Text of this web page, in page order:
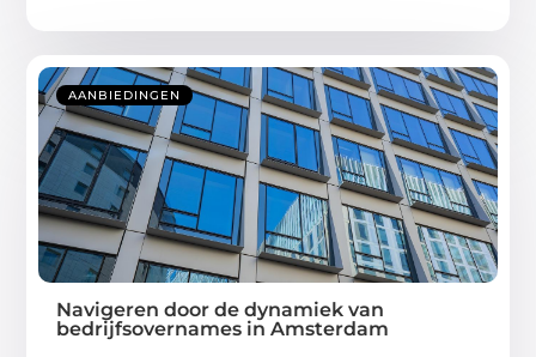
AANBIEDINGEN
Navigeren door de dynamiek van
bedrijfsovernames in Amsterdam